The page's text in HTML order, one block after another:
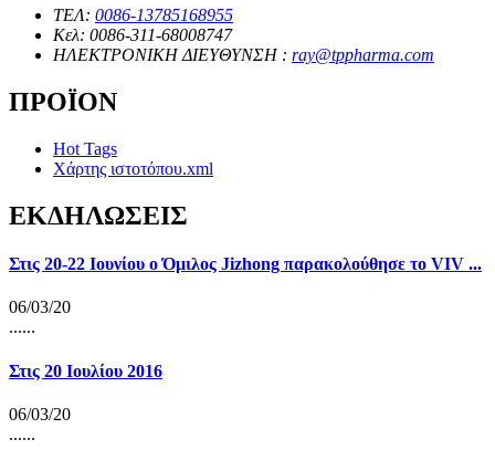
ΤΕΛ: 0086-13785168955
Κελ: 0086-311-68008747
ΗΛΕΚΤΡΟΝΙΚΗ ΔΙΕΥΘΥΝΣΗ : ray@tppharma.com
ΠΡΟΪΟΝ
Hot Tags
Χάρτης ιστοτόπου.xml
ΕΚΔΗΛΩΣΕΙΣ
Στις 20-22 Ιουνίου ο Όμιλος Jizhong παρακολούθησε το VIV ...
06/03/20
......
Στις 20 Ιουλίου 2016
06/03/20
......